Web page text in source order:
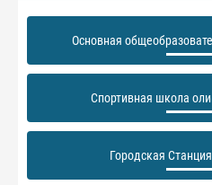
Основная
Спортивная школа
Городская